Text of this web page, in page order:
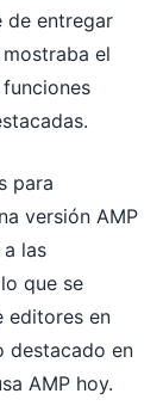
de entregar
el
para
versión AMP
las
que se
editores en
destacado en
AMP hoy.